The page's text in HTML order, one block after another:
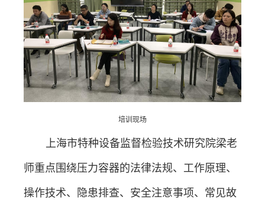
培训现场
上海市特种设备监督检验技术研究院梁老
师重点围绕压力容器的法律法规、工作原理、
操作技术、隐患排查、安全注意事项、常见故